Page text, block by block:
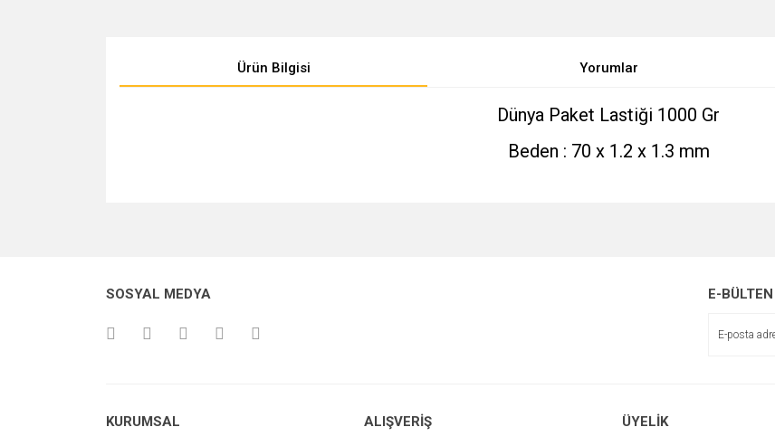
Ürün Bilgisi Yorumlar
Dünya Paket Lastiği 1000 Gr
Beden : 70 x 1.2 x 1.3 mm
Ürün açıklamasında eksik bilgiler bulunuyor.
SOSYAL MEDYA E-BÜLTEN
KURUMSAL ALIŞVERİŞ ÜYELİK